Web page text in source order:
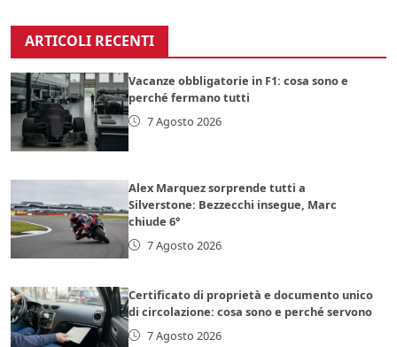
ARTICOLI RECENTI
Vacanze obbligatorie in F1: cosa sono e
perché fermano tutti
7 Agosto 2026
Alex Marquez sorprende tutti a
Silverstone: Bezzecchi insegue, Marc
chiude 6°
7 Agosto 2026
Certificato di proprietà e documento unico
di circolazione: cosa sono e perché servono
7 Agosto 2026